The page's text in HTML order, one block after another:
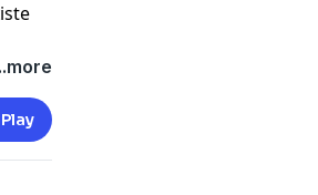
nos
Play